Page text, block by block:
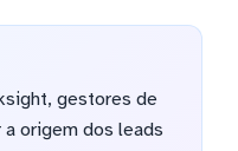
gestores de
origem dos leads